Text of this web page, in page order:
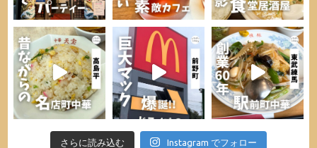
さらに読み込む Instagram でフォロー